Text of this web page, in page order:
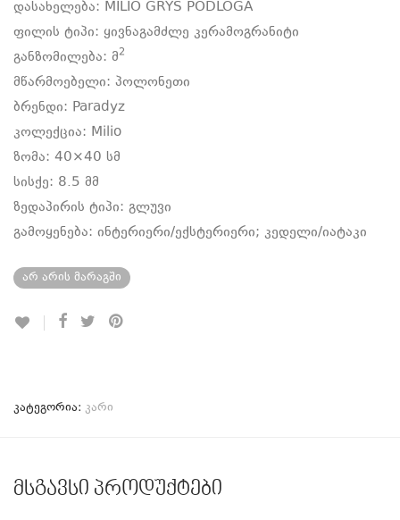
დასახელება: MILIO GRYS PODLOGA
ფილის ტიპი: ყივნაგამძლე კერამოგრანიტი
განზომილება: მ2
მწარმოებელი: პოლონეთი
ბრენდი: Paradyz
კოლექცია: Milio
ზომა: 40×40 სმ
სისქე: 8.5 მმ
ზედაპირის ტიპი: გლუვი
გამოყენება: ინტერიერი/ექსტერიერი; კედელი/იატაკი
არ არის მარაგში
კატეგორია: კარი
მსგავსი პროდუქტები